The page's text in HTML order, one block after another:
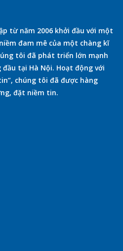
từ năm 2006 khởi đầu với một
đam mê của một chàng kĩ
tôi đã phát triển lớn mạnh
tại Hà Nội. Hoạt động với
chúng tôi đã được hàng
đặt niềm tin.